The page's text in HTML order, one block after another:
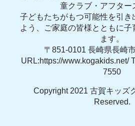
童クラブ・アフター
子どもたちがもつ可能性を引き
よう、ご家庭の皆様とともに子
ます。
〒851-0101 長崎県長崎
URL:https://www.kogakids.net/
7550
Copyright 2021 古賀キッズ
Reserved.